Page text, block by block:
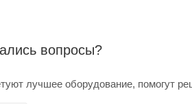
вопросы?
лучшее оборудование, помогут